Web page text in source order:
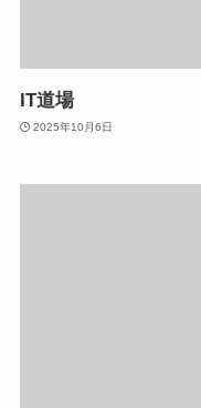
IT道場
2025年10月6日